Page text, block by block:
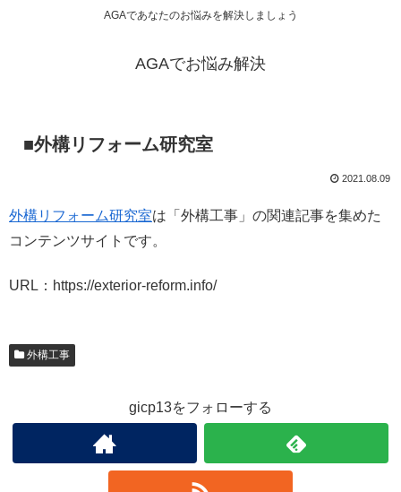
AGAであなたのお悩みを解決しましょう
AGAでお悩み解決
■外構リフォーム研究室
2021.08.09
外構リフォーム研究室は「外構工事」の関連記事を集めた
コンテンツサイトです。
URL：https://exterior-reform.info/
外構工事
gicp13をフォローする